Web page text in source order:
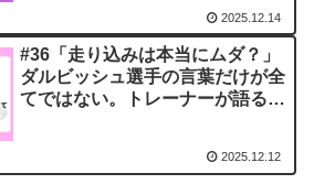
2025.12.14
#36「走り込みは本当にムダ？」
ダルビッシュ選手の言葉だけが全
てではない。トレーナーが語る持
2025.12.12